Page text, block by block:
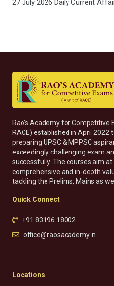
27 July 2026 Daily Current
Rao’s Academy for Competitive
RACE) established in April 2022
preparing UPSC & MPPSC
exceedingly challenging exam
successfully. The courses aim
comprehensive and in-depth
tackling the Prelims, Mains as
Quick Connect
+91 83196 18002
office@raosacademy.in
Locations